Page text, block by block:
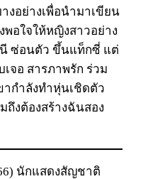
งอย่างเพื่อนำมาเขียน
อใจให้หญิงสาวอย่าง
นี ซ่อนตัว ขึ้นแท็กซี่ แต่
จอ สารภาพรัก ร่วม
กำลังทำหุ่นเชิดตัว
ถึงต้องสร้างฉันสอง
นักแสดงสัญชาติ